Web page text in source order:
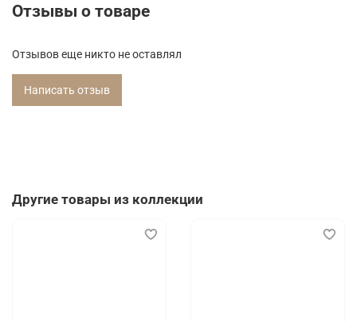
Отзывы о товаре
Отзывов еще никто не оставлял
Написать отзыв
Другие товары из коллекции